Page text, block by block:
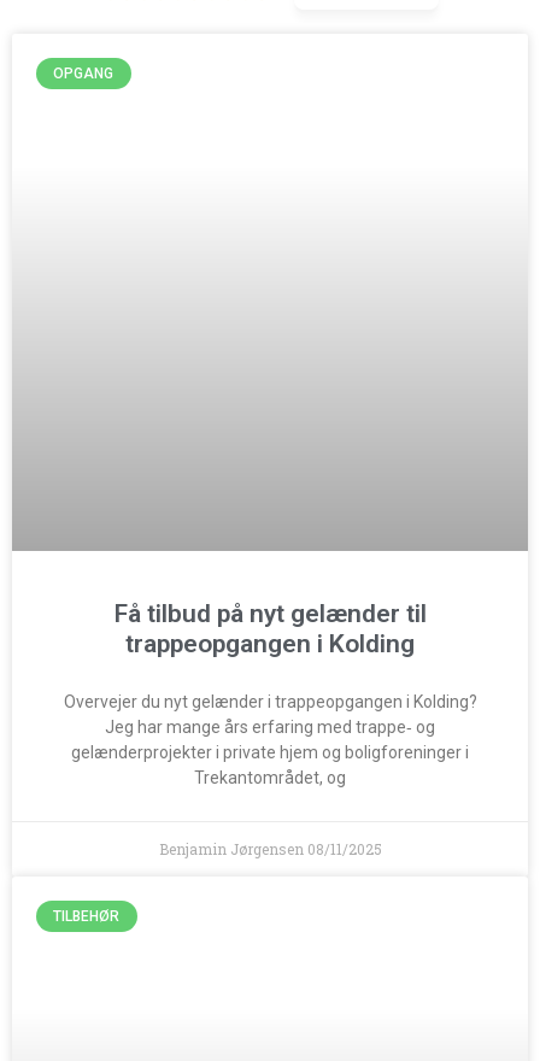
OPGANG
Få tilbud på nyt gelænder til
trappeopgangen i Kolding
Overvejer du nyt gelænder i trappeopgangen i Kolding?
Jeg har mange års erfaring med trappe‑ og
gelænderprojekter i private hjem og boligforeninger i
Trekantområdet, og
Benjamin Jørgensen 08/11/2025
TILBEHØR